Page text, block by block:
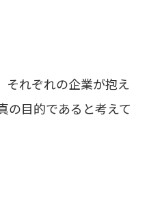
それぞれの企業が抱え
の目的であると考えて